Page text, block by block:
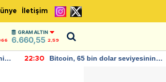
İletişim
GRAM ALTIN
6.660,55 2,59
22:30
Bitcoin, 65 bin dolar seviyesinin